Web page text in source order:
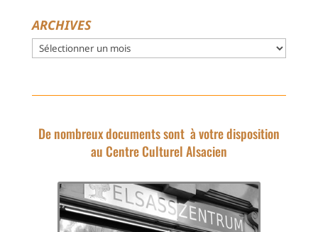
ARCHIVES
Archives
De nombreux documents sont à votre disposition
au Centre Culturel Alsacien